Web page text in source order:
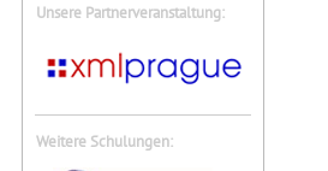
Unsere Partnerveranstaltung:
Weitere Schulungen: